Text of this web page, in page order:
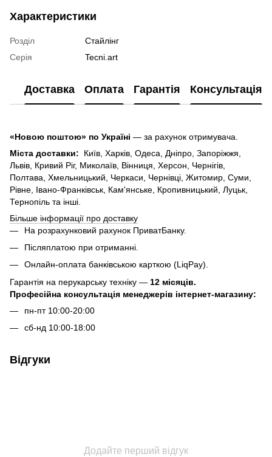
Характеристики
Розділ
Стайлінг
Серія
Tecni.art
Доставка Оплата Гарантія Консультація
«Новою поштою» по Україні — за рахунок отримувача.
Міста доставки: Київ, Харків, Одеса, Дніпро, Запоріжжя,
Львів, Кривий Ріг, Миколаїв, Вінниця, Херсон, Чернігів,
Полтава, Хмельницький, Черкаси, Чернівці, Житомир, Суми,
Рівне, Івано-Франківськ, Кам'янське, Кропивницький, Луцьк,
Тернопіль та інші.
Більше інформації про доставку
На розрахунковий рахунок ПриватБанку.
Післяплатою при отриманні.
Онлайн-оплата банківською карткою (LiqPay).
Гарантія на перукарську техніку — 12 місяців.
Професійна консультація менеджерів інтернет-магазину:
пн-пт 10:00-20:00
сб-нд 10:00-18:00
Відгуки
Додайте перший відгук